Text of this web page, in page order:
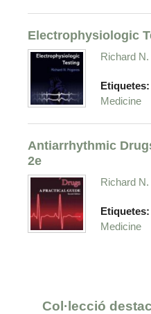
Electrophysiologic
Richard
Medicine
Antiarrhythmic
2e
Richard
Medicine
Col·lecció